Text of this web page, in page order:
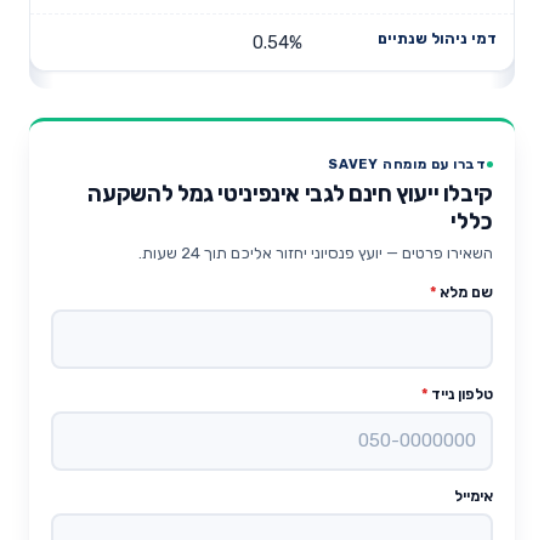
0.54%
דברו עם מומחה SAVEY
קיבלו ייעוץ חינם לגבי אינפיניטי גמל להשקעה
כללי
השאירו פרטים — יועץ פנסיוני יחזור אליכם תוך 24 שעות.
שם מלא *
טלפון נייד *
אימייל